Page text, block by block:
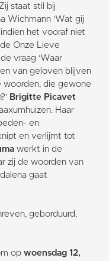
staat stil bij
Wichmann ‘Wat gij
het vooraf niet
Onze Lieve
vraag ‘Waar
van geloven blijven
woorden, die gewone
Brigitte Picavet
Haar
en
en verlijmt tot
werkt in de
zij de woorden van
gaat
geborduurd,
op woensdag 12,